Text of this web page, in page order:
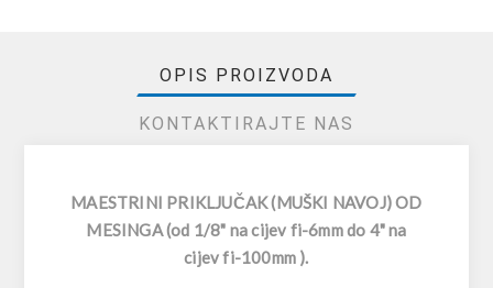
OPIS PROIZVODA
KONTAKTIRAJTE NAS
MAESTRINI PRIKLJUČAK (MUŠKI NAVOJ) OD
MESINGA (od 1/8" na cijev fi-6mm do 4" na
cijev fi-100mm ).